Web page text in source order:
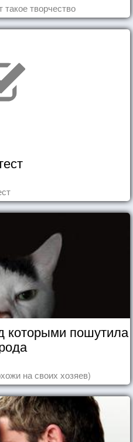
творчество
которыми пошутила
на своих хозяев)